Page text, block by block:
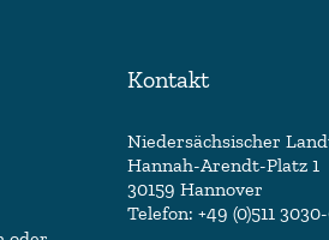
Kontakt
Niedersächsischer
Hannah-Arendt-Platz 1
30159 Hannover
Telefon: +49 (0)511